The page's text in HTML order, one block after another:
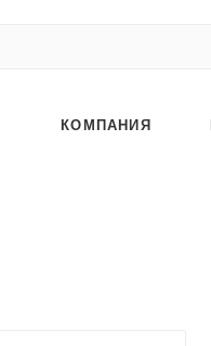
КОМПАНИЯ